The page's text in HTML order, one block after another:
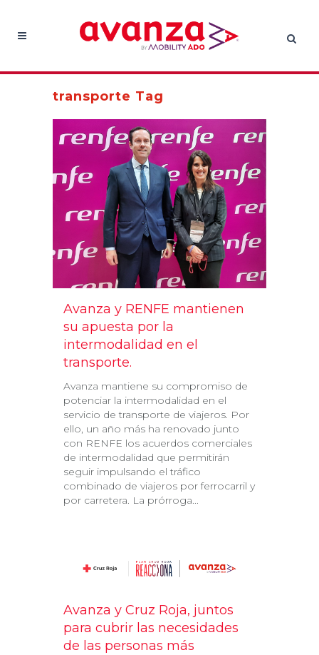
transporte Tag
Avanza y RENFE mantienen
su apuesta por la
intermodalidad en el
transporte.
Avanza mantiene su compromiso de
potenciar la intermodalidad en el
servicio de transporte de viajeros. Por
ello, un año más ha renovado junto
con RENFE los acuerdos comerciales
de intermodalidad que permitirán
seguir impulsando el tráfico
combinado de viajeros por ferrocarril y
por carretera. La prórroga...
Avanza y Cruz Roja, juntos
para cubrir las necesidades
de las personas más